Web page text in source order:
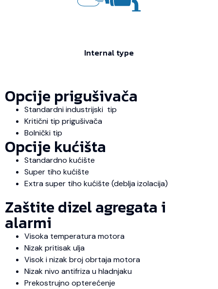
Internal type
Opcije prigušivača
Standardni industrijski tip
Kritični tip prigušivača
Bolnički tip
Opcije kućišta
Standardno kućište
Super tiho kućište
Extra super tiho kućište (deblja izolacija)
Zaštite dizel agregata i
alarmi
Visoka temperatura motora
Nizak pritisak ulja
Visok i nizak broj obrtaja motora
Nizak nivo antifriza u hladnjaku
Prekostrujno opterećenje